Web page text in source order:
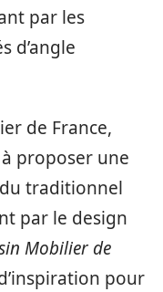
par les
d’angle
de France,
à proposer une
traditionnel
par le design
Mobilier de
pour